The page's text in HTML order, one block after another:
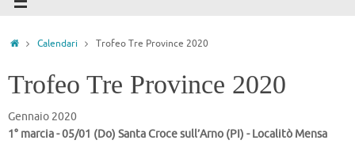
Calendari Trofeo Tre Province 2020
Trofeo Tre Province 2020
Gennaio 2020
1° marcia - 05/01 (Do) Santa Croce sull’Arno (PI) - Localitò Mensa